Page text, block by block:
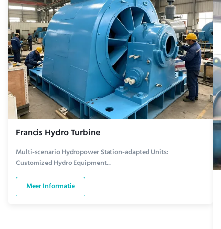
Francis Hydro Turbine
Multi-scenario Hydropower Station-adapted Units:
Customized Hydro Equipment...
Meer Informatie